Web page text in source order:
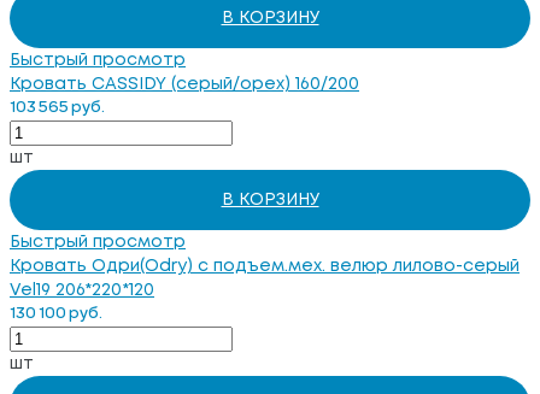
В КОРЗИНУ
Быстрый просмотр
Кровать CASSIDY (серый/орех) 160/200
103 565 руб.
шт
В КОРЗИНУ
Быстрый просмотр
Кровать Одри(Odry) c подъем.мех. велюр лилово-серый
Vel19 206*220*120
130 100 руб.
шт